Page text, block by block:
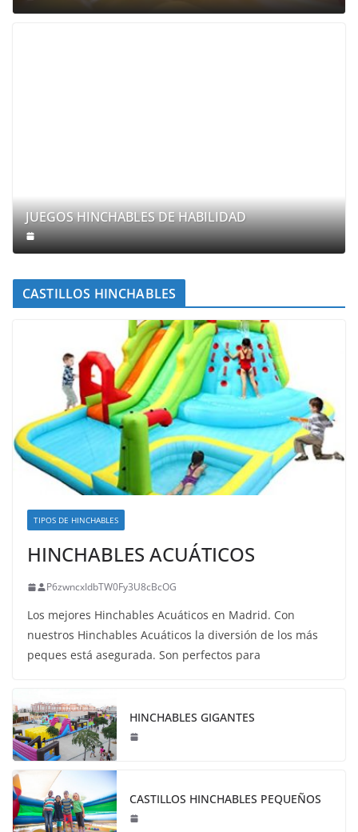
JUEGOS HINCHABLES DE HABILIDAD
CASTILLOS HINCHABLES
TIPOS DE HINCHABLES
HINCHABLES ACUÁTICOS
P6zwncxIdbTW0Fy3U8cBcOG
Los mejores Hinchables Acuáticos en Madrid. Con
nuestros Hinchables Acuáticos la diversión de los más
peques está asegurada. Son perfectos para
HINCHABLES GIGANTES
CASTILLOS HINCHABLES PEQUEÑOS